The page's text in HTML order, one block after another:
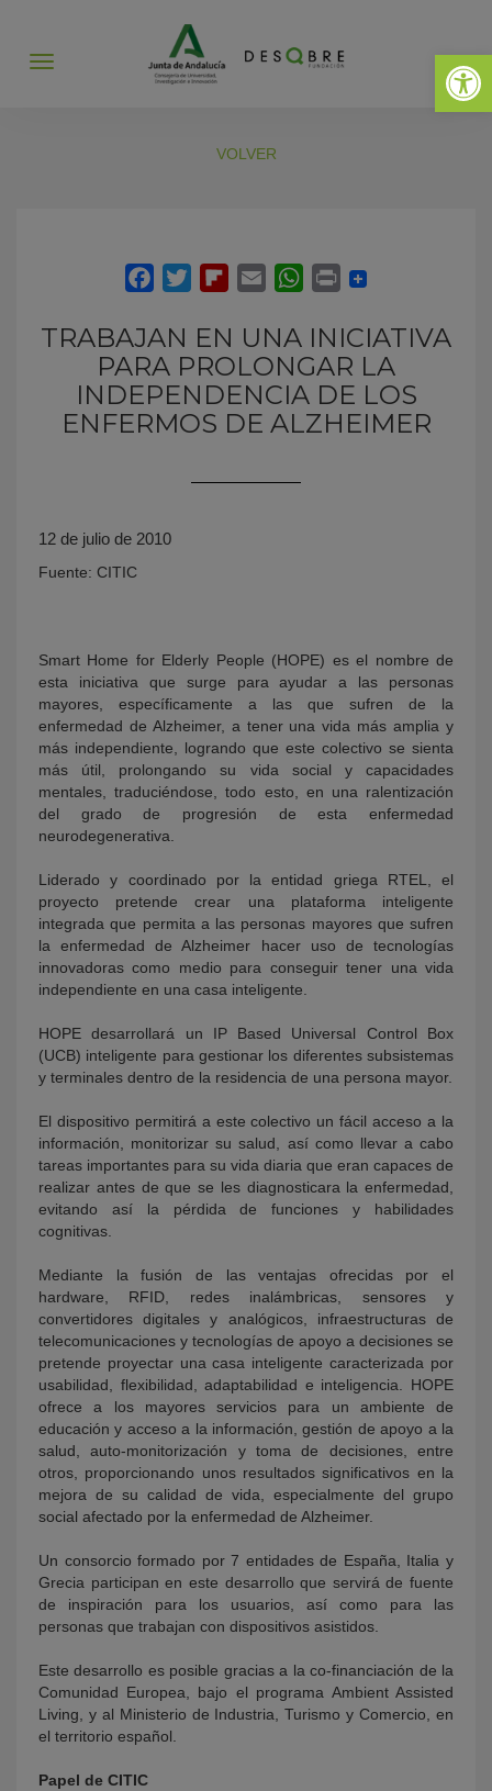
Abrir
Abrir
VOLVER
TRABAJAN EN UNA INICIATIVA
PARA PROLONGAR LA
INDEPENDENCIA DE LOS
ENFERMOS DE ALZHEIMER
12 de julio de 2010
Fuente: CITIC
Smart Home for Elderly People (HOPE) es el nombre de
esta iniciativa que surge para ayudar a las personas
mayores, específicamente a las que sufren de la
enfermedad de Alzheimer, a tener una vida más amplia y
más independiente, logrando que este colectivo se sienta
más útil, prolongando su vida social y capacidades
mentales, traduciéndose, todo esto, en una ralentización
del grado de progresión de esta enfermedad
neurodegenerativa.
Liderado y coordinado por la entidad griega RTEL, el
proyecto pretende crear una plataforma inteligente
integrada que permita a las personas mayores que sufren
la enfermedad de Alzheimer hacer uso de tecnologías
innovadoras como medio para conseguir tener una vida
independiente en una casa inteligente.
HOPE desarrollará un IP Based Universal Control Box
(UCB) inteligente para gestionar los diferentes subsistemas
y terminales dentro de la residencia de una persona mayor.
El dispositivo permitirá a este colectivo un fácil acceso a la
información, monitorizar su salud, así como llevar a cabo
tareas importantes para su vida diaria que eran capaces de
realizar antes de que se les diagnosticara la enfermedad,
evitando así la pérdida de funciones y habilidades
cognitivas.
Mediante la fusión de las ventajas ofrecidas por el
hardware, RFID, redes inalámbricas, sensores y
convertidores digitales y analógicos, infraestructuras de
telecomunicaciones y tecnologías de apoyo a decisiones se
pretende proyectar una casa inteligente caracterizada por
usabilidad, flexibilidad, adaptabilidad e inteligencia. HOPE
ofrece a los mayores servicios para un ambiente de
educación y acceso a la información, gestión de apoyo a la
salud, auto-monitorización y toma de decisiones, entre
otros, proporcionando unos resultados significativos en la
mejora de su calidad de vida, especialmente del grupo
social afectado por la enfermedad de Alzheimer.
Un consorcio formado por 7 entidades de España, Italia y
Grecia participan en este desarrollo que servirá de fuente
de inspiración para los usuarios, así como para las
personas que trabajan con dispositivos asistidos.
Este desarrollo es posible gracias a la co-financiación de la
Comunidad Europea, bajo el programa Ambient Assisted
Living, y al Ministerio de Industria, Turismo y Comercio, en
el territorio español.
Papel de CITIC